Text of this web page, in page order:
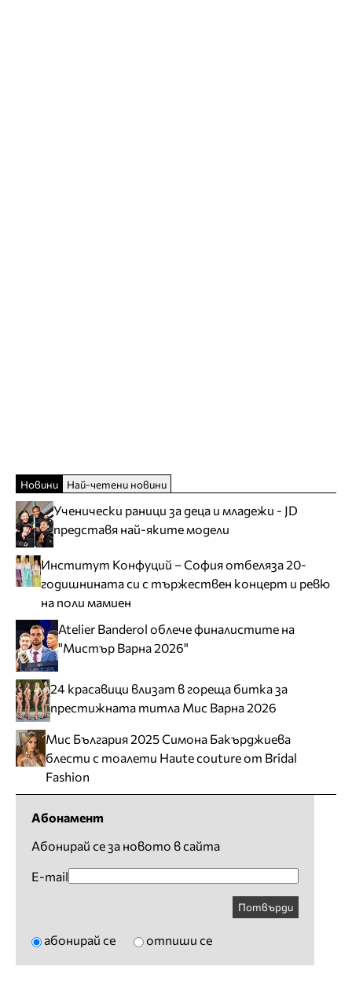
Новини Най-четени новини
Ученически раници за деца и младежи - JD
представя най-яките модели
Институт Конфуций – София отбеляза 20-
годишнината си с тържествен концерт и ревю
на поли мамиен
Atelier Banderol облече финалистите на
"Мистър Варна 2026"
24 красавици влизат в гореща битка за
престижната титла Мис Варна 2026
Мис България 2025 Симона Бакърджиева
блести с тоалети Haute couture от Bridal
Fashion
Абонамент
Абонирай се за новото в сайта
E-mail
Потвърди
абонирай се отпиши се